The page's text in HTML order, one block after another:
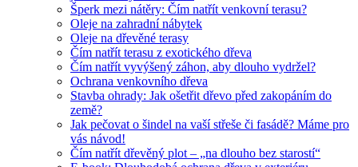
Šperk mezi nátěry: Čím natřít venkovní terasu?
Oleje na zahradní nábytek
Oleje na dřevěné terasy
Čím natřít terasu z exotického dřeva
Čím natřít vyvýšený záhon, aby dlouho vydržel?
Ochrana venkovního dřeva
Stavba ohrady: Jak ošetřit dřevo před zakopáním do
země?
Jak pečovat o šindel na vaší střeše či fasádě? Máme pro
vás návod!
Čím natřít dřevěný plot – „na dlouho bez starostí“